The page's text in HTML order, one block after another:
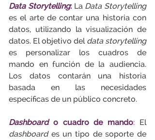
Data Storytelling: La Data Storytelling
es el arte de contar una historia con
datos, utilizando la visualización de
datos. El objetivo del data storytelling
es personalizar los cuadros de
mando en función de la audiencia.
Los datos contarán una historia
basada en las necesidades
específicas de un público concreto.
Dashboard o cuadro de mando:
El
dashboard es un tipo de soporte de